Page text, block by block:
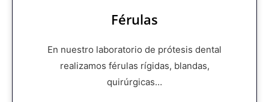
Férulas
En nuestro laboratorio de prótesis dental
realizamos férulas rígidas, blandas,
quirúrgicas…